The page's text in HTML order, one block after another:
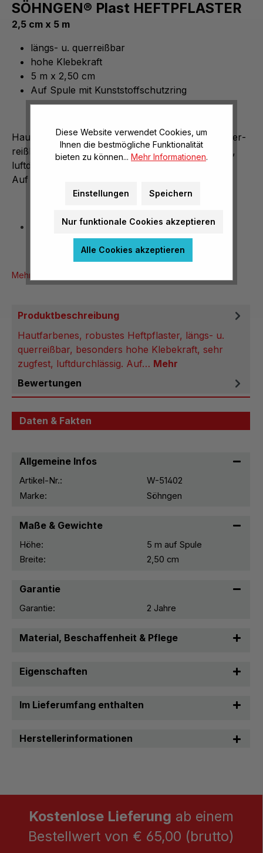
SÖHNGEN® Plast HEFTPFLASTER
2,5 cm x 5 m
längs- u. quer­reißbar
hohe Klebekraft
5 m x 2,50 cm
Auf Spule mit Kunststoffschutzring
Hautfarbenes, robustes Heft­pflaster, längs- u. quer­
reißbar, besonders hohe Klebekraft, sehr zugfest,
luftdurchlässig.
Auf Spule mit Kunststoffschutzring.
5 m x 2,50 cm
Mehr Produktinformationen
Produktbeschreibung
Hautfarbenes, robustes Heft­pflaster, längs- u.
quer­reißbar, besonders hohe Klebekraft, sehr
zugfest, luftdurchlässig. Auf… Mehr
Bewertungen
Daten & Fakten
Allgemeine Infos
Artikel-Nr.:
W-51402
Marke:
Söhngen
Maße & Gewichte
Höhe:
5 m auf Spule
Breite:
2,50 cm
Garantie
Garantie: 2 Jahre
Material, Beschaffenheit & Pflege
Eigenschaften
Im Lieferumfang enthalten
Herstellerinformationen
Kostenlose Lieferung ab einem
Bestellwert von € 65,00 (brutto)
Diese Website verwendet Cookies, um
Ihnen die bestmögliche Funktionalität
bieten zu können... Mehr Informationen.
Einstellungen Speichern
Nur funktionale Cookies akzeptieren
Alle Cookies akzeptieren